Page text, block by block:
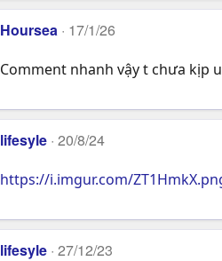
Hoursea 17/1/26
Comment nhanh vậy t chưa kịp
lifesyle 20/8/24
https://i.imgur.com/
lifesyle 27/12/23